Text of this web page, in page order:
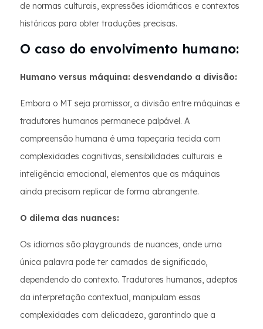
de normas culturais, expressões idiomáticas e contextos
históricos para obter traduções precisas.
O caso do envolvimento humano:
Humano versus máquina: desvendando a divisão:
Embora o MT seja promissor, a divisão entre máquinas e
tradutores humanos permanece palpável. A
compreensão humana é uma tapeçaria tecida com
complexidades cognitivas, sensibilidades culturais e
inteligência emocional, elementos que as máquinas
ainda precisam replicar de forma abrangente.
O dilema das nuances:
Os idiomas são playgrounds de nuances, onde uma
única palavra pode ter camadas de significado,
dependendo do contexto. Tradutores humanos, adeptos
da interpretação contextual, manipulam essas
complexidades com delicadeza, garantindo que a